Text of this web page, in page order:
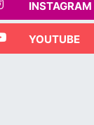
INSTAGRAM
YOUTUBE